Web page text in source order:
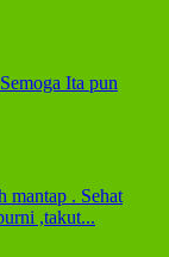
Ita pun
. Sehat
,takut...